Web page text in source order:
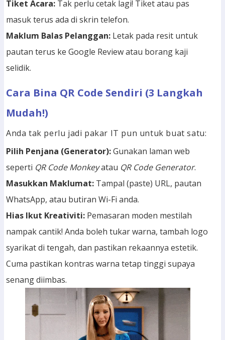
Tiket Acara: Tak perlu cetak lagi! Tiket atau pas
masuk terus ada di skrin telefon.
Maklum Balas Pelanggan: Letak pada resit untuk
pautan terus ke Google Review atau borang kaji
selidik.
Cara Bina QR Code Sendiri (3 Langkah
Mudah!)
Anda tak perlu jadi pakar IT pun untuk buat satu:
Pilih Penjana (Generator):Gunakan laman web
seperti QR Code Monkeyatau QR Code Generator.
Masukkan Maklumat: Tampal (paste) URL, pautan
WhatsApp, atau butiran Wi-Fi anda.
Hias Ikut Kreativiti: Pemasaran moden mestilah
nampak cantik! Anda boleh tukar warna, tambah logo
syarikat di tengah, dan pastikan rekaannya estetik.
Cuma pastikan kontras warna tetap tinggi supaya
senang diimbas.